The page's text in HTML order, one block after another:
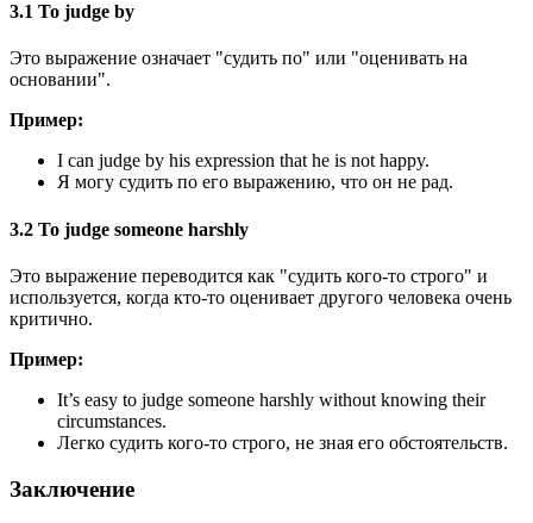
3.1 To judge by
Это выражение означает "судить по" или "оценивать на
основании".
Пример:
I can judge by his expression that he is not happy.
Я могу судить по его выражению, что он не рад.
3.2 To judge someone harshly
Это выражение переводится как "судить кого-то строго" и
используется, когда кто-то оценивает другого человека очень
критично.
Пример:
It’s easy to judge someone harshly without knowing their
circumstances.
Легко судить кого-то строго, не зная его обстоятельств.
Заключение